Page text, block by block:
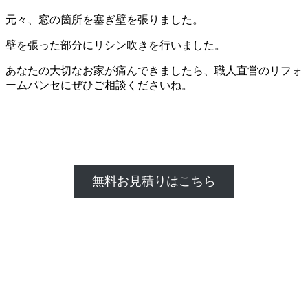
元々、窓の箇所を塞ぎ壁を張りました。
壁を張った部分にリシン吹きを行いました。
あなたの大切なお家が痛んできましたら、職人直営のリフォ
ームパンセにぜひご相談くださいね。
無料お見積りはこちら